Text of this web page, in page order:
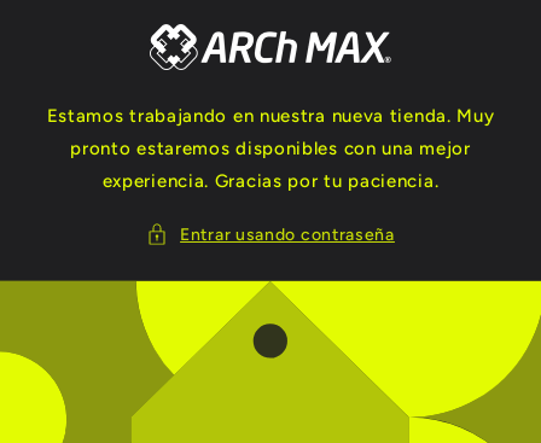
Estamos trabajando en nuestra nueva tienda. Muy
pronto estaremos disponibles con una mejor
experiencia. Gracias por tu paciencia.
Entrar usando contraseña